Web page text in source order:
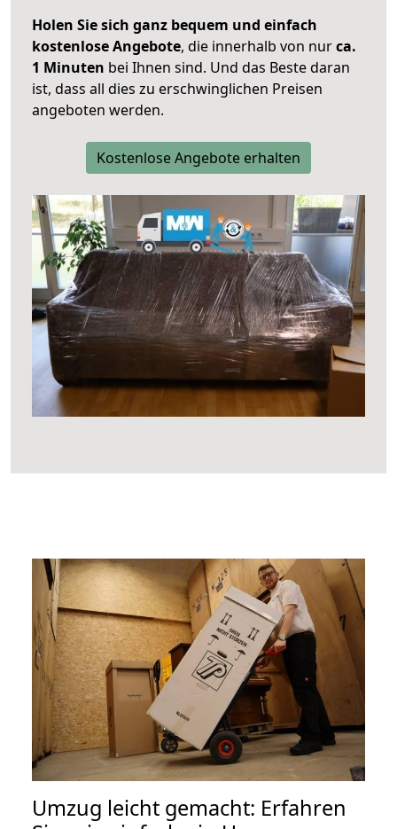
Holen Sie sich ganz bequem und einfach
kostenlose Angebote, die innerhalb von nurca.
1 Minuten bei Ihnen sind. Und das Beste daran
ist, dass all dies zu erschwinglichen Preisen
angeboten werden.
Kostenlose Angebote erhalten
Umzug leicht gemacht: Erfahren